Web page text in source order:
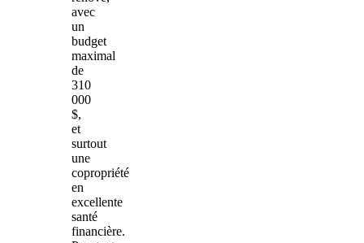
avec
un
budget
maximal
de
310
000
$,
et
surtout
une
copropriété
en
excellente
santé
financière.